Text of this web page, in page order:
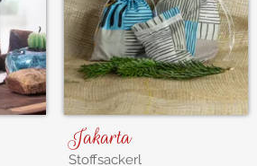
Jakarta
Stoffsackerl